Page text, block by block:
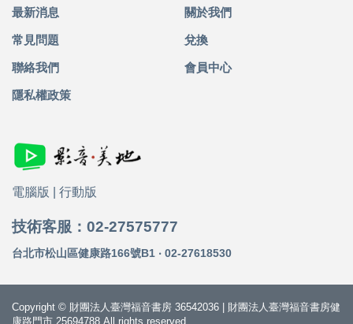
最新消息 關於我們
常見問題 兌換
聯絡我們 會員中心
隱私權政策
電腦版 行動版
技術客服：02-27575777
台北市松山區健康路166號B1 ‧ 02-27618530
Copyright © 財團法人臺灣福音書房 36542036 | 財團法人臺灣福音書房健
康路門市 25694788 All rights reserved.